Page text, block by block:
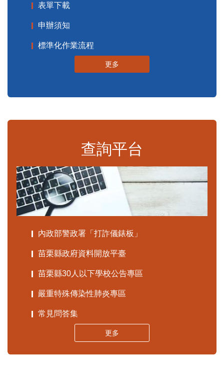
表單下載
申辦須知
標準化作業流程
更多
查詢平台
內政部警政署「打詐儀錶板」
苗栗縣政府資料開放平臺
苗栗縣30人以下學校公告專區
嚴重特殊傳染性肺炎專區
常見問答集
更多